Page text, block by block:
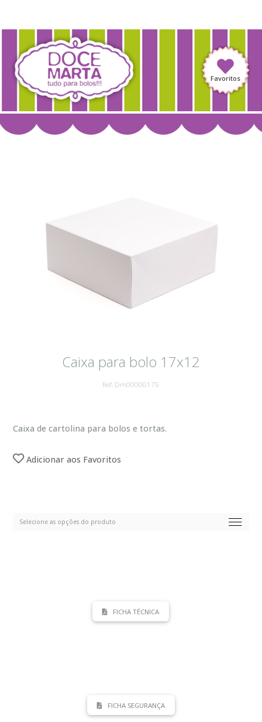
Favoritos
Caixa para bolo 17x12
Ref: Dm00000175
Caixa de cartolina para bolos e tortas.
Adicionar aos Favoritos
FICHA TÉCNICA
FICHA SEGURANÇA